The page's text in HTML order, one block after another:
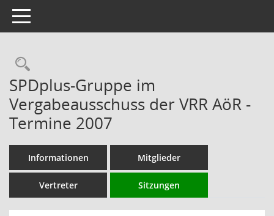
Toggle navigation
Rechercheauswahl
SPDplus-Gruppe im
Vergabeausschuss der VRR AöR -
Termine 2007
Informationen Mitglieder
Vertreter Sitzungen